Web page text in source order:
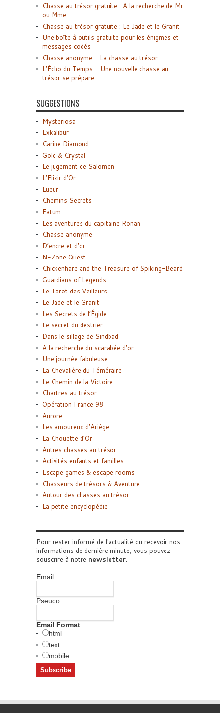
Chasse au trésor gratuite : A la recherche de Mr
ou Mme
Chasse au trésor gratuite : Le Jade et le Granit
Une boîte à outils gratuite pour les énigmes et
messages codés
Chasse anonyme – La chasse au trésor
L’Écho du Temps – Une nouvelle chasse au
trésor se prépare
SUGGESTIONS
Mysteriosa
Exkalibur
Carine Diamond
Gold & Crystal
Le jugement de Salomon
L’Elixir d’Or
Lueur
Chemins Secrets
Fatum
Les aventures du capitaine Ronan
Chasse anonyme
D’encre et d’or
N-Zone Quest
Chickenhare and the Treasure of Spiking-Beard
Guardians of Legends
Le Tarot des Veilleurs
Le Jade et le Granit
Les Secrets de l’Égide
Le secret du destrier
Dans le sillage de Sindbad
A la recherche du scarabée d’or
Une journée fabuleuse
La Chevalière du Téméraire
Le Chemin de la Victoire
Chartres au trésor
Opération France 98
Aurore
Les amoureux d’Ariège
La Chouette d’Or
Autres chasses au trésor
Activités enfants et familles
Escape games & escape rooms
Chasseurs de trésors & Aventure
Autour des chasses au trésor
La petite encyclopédie
Pour rester informé de l'actualité ou recevoir nos
informations de dernière minute, vous pouvez
souscrire à notre newsletter.
Email
Pseudo
Email Format
html
text
mobile